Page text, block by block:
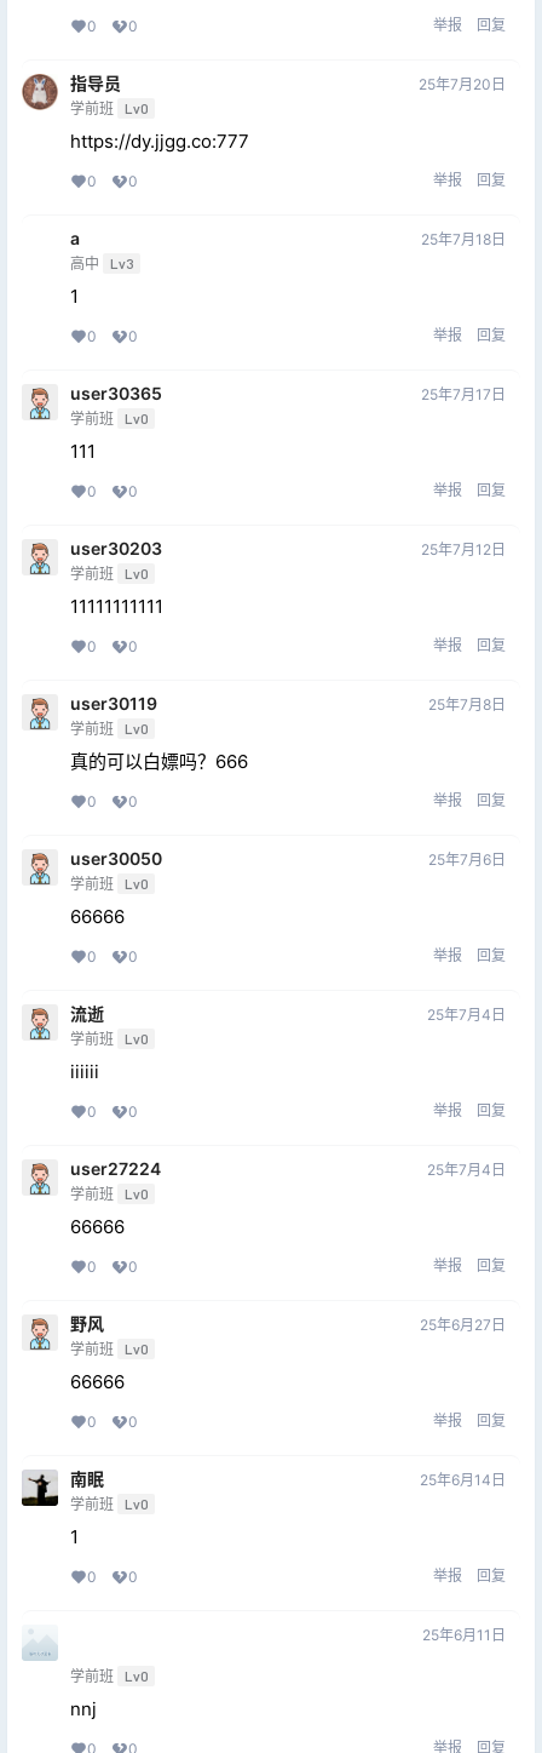
0 0 举报 回复
指导员
学前班 Lv0
25年7月20日
https://dy.jjgg.co:777
0 0 举报 回复
a
高中 Lv3
25年7月18日
1
0 0 举报 回复
user30365
学前班 Lv0
25年7月17日
111
0 0 举报 回复
user30203
学前班 Lv0
25年7月12日
11111111111
0 0 举报 回复
user30119
学前班 Lv0
25年7月8日
真的可以白嫖吗？666
0 0 举报 回复
user30050
学前班 Lv0
25年7月6日
66666
0 0 举报 回复
流逝
学前班 Lv0
25年7月4日
iiiiii
0 0 举报 回复
user27224
学前班 Lv0
25年7月4日
66666
0 0 举报 回复
野风
学前班 Lv0
25年6月27日
66666
0 0 举报 回复
南眠
学前班 Lv0
25年6月14日
1
0 0 举报 回复
学前班 Lv0
25年6月11日
nnj
0 0 举报 回复